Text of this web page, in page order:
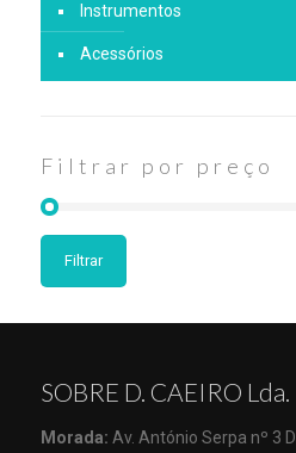
Instrumentos
Acessórios
Filtrar por preço
Filtrar
SOBRE D. CAEIRO Lda.
Morada: Av. António Serpa nº 3 D